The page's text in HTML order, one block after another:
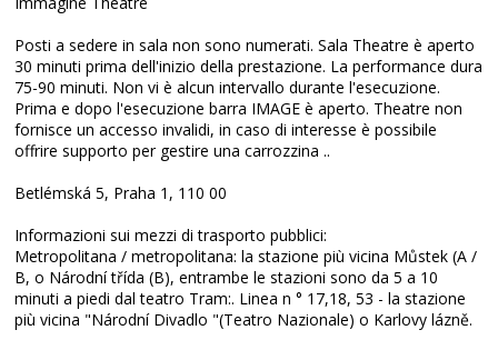
Posti a sedere in sala non sono numerati.Sala Theatre è aperto
30 minuti prima dell'inizio della prestazione. La performance dura
75-90 minuti. Non vi è alcun intervallo durante l'esecuzione.
Prima e dopo l'esecuzione barra IMAGE è aperto. Theatre non
fornisce un accesso invalidi, in caso di interesse è possibile
offrire supporto per gestire una carrozzina ..
Betlémská 5, Praha 1, 110 00
Informazioni sui mezzi di trasporto pubblici:
Metropolitana / metropolitana: la stazione più vicina Můstek (A /
B, o Národní třída (B), entrambe le stazioni sono da 5 a 10
minuti a piedi dal teatro Tram:. Linea n ° 17,18, 53 - la stazione
più vicina "Národní Divadlo "(Teatro Nazionale) o Karlovy lázně.